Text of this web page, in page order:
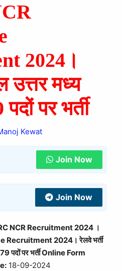
2024।
उत्तर मध्य
पर भर्ती
Kewat
Join Now
Join Now
NCR Recruitment 2024 ।
2024। रेलवे भर्ती
पदों पर भर्ती Online Form
18-09-2024